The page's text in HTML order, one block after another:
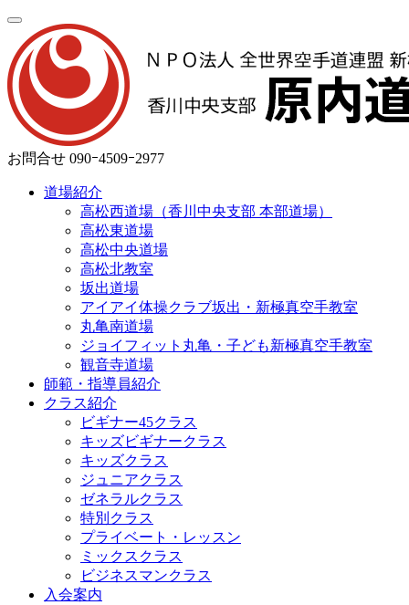
お問合せ 090ｰ4509ｰ2977
道場紹介
高松西道場（香川中央支部 本部道場）
高松東道場
高松中央道場
高松北教室
坂出道場
アイアイ体操クラブ坂出・新極真空手教室
丸亀南道場
ジョイフィット丸亀・子ども新極真空手教室
観音寺道場
師範・指導員紹介
クラス紹介
ビギナー45クラス
キッズビギナークラス
キッズクラス
ジュニアクラス
ゼネラルクラス
特別クラス
プライベート・レッスン
ミックスクラス
ビジネスマンクラス
入会案内